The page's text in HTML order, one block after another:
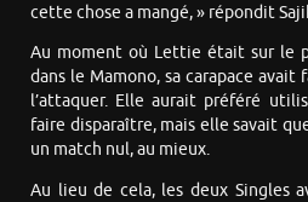
cette chose a mangé, » répondit
Au moment où Lettie était sur le
dans le Mamono, sa carapace avait
l’attaquer. Elle aurait préféré
faire disparaître, mais elle savait
un match nul, au mieux.
Au lieu de cela, les deux Singles